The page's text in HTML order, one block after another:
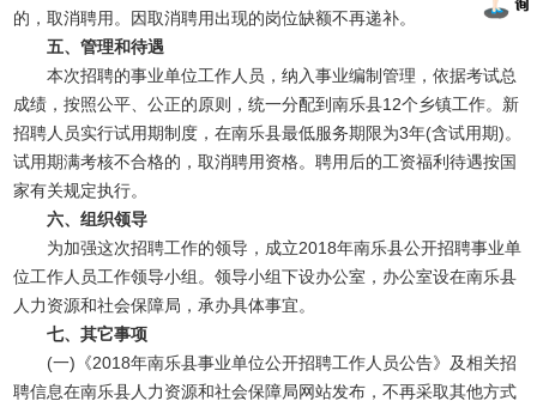
的，取消聘用。因取消聘用出现的岗位缺额不再递补。
五、管理和待遇
本次招聘的事业单位工作人员，纳入事业编制管理，依据考试总
成绩，按照公平、公正的原则，统一分配到南乐县12个乡镇工作。新
招聘人员实行试用期制度，在南乐县最低服务期限为3年(含试用期)。
试用期满考核不合格的，取消聘用资格。聘用后的工资福利待遇按国
家有关规定执行。
六、组织领导
为加强这次招聘工作的领导，成立2018年南乐县公开招聘事业单
位工作人员工作领导小组。领导小组下设办公室，办公室设在南乐县
人力资源和社会保障局，承办具体事宜。
七、其它事项
(一)《2018年南乐县事业单位公开招聘工作人员公告》及相关招
聘信息在南乐县人力资源和社会保障局网站发布，不再采取其他方式